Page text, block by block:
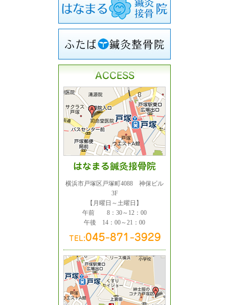
横浜市戸塚区戸塚町4088 神保ビル
3F
【月曜日～土曜日】
午前 8：30～12：00
午後 14：00～21：00